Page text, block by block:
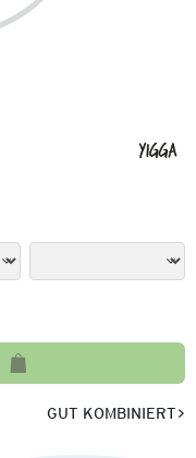
GUT KOMBINIERT